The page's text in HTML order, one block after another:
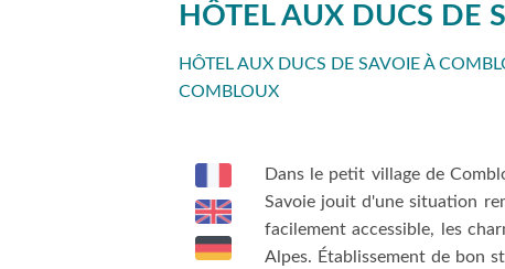
HÔTEL AUX DUCS DE
HÔTEL AUX DUCS DE SAVOIE À
COMBLOUX
Dans le petit village de
Savoie jouit d'une situation
facilement accessible, les
Alpes. Établissement de bon